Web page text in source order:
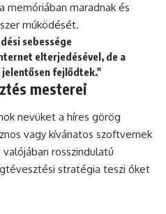
a memóriában maradnak és
működését.
sebessége
elterjedésével, de a
fejlődtek."
mesterei
nevüket a híres görög
vagy kívánatos szoftvernek
rosszindulatú
stratégia teszi őket